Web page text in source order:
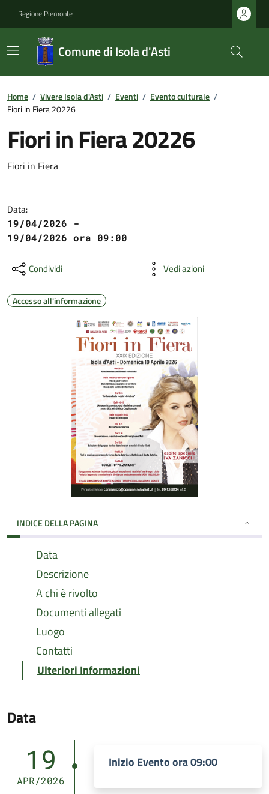
Regione Piemonte
Comune di Isola d'Asti
Home / Vivere Isola d'Asti / Eventi / Evento culturale /
Fiori in Fiera 20226
Fiori in Fiera 20226
Fiori in Fiera
Data:
19/04/2026 -
19/04/2026 ora 09:00
Condividi Vedi azioni
Accesso all'informazione
INDICE DELLA PAGINA
Data
Descrizione
A chi è rivolto
Documenti allegati
Luogo
Contatti
Ulteriori Informazioni
Data
19
APR/2026
Inizio Evento ora 09:00